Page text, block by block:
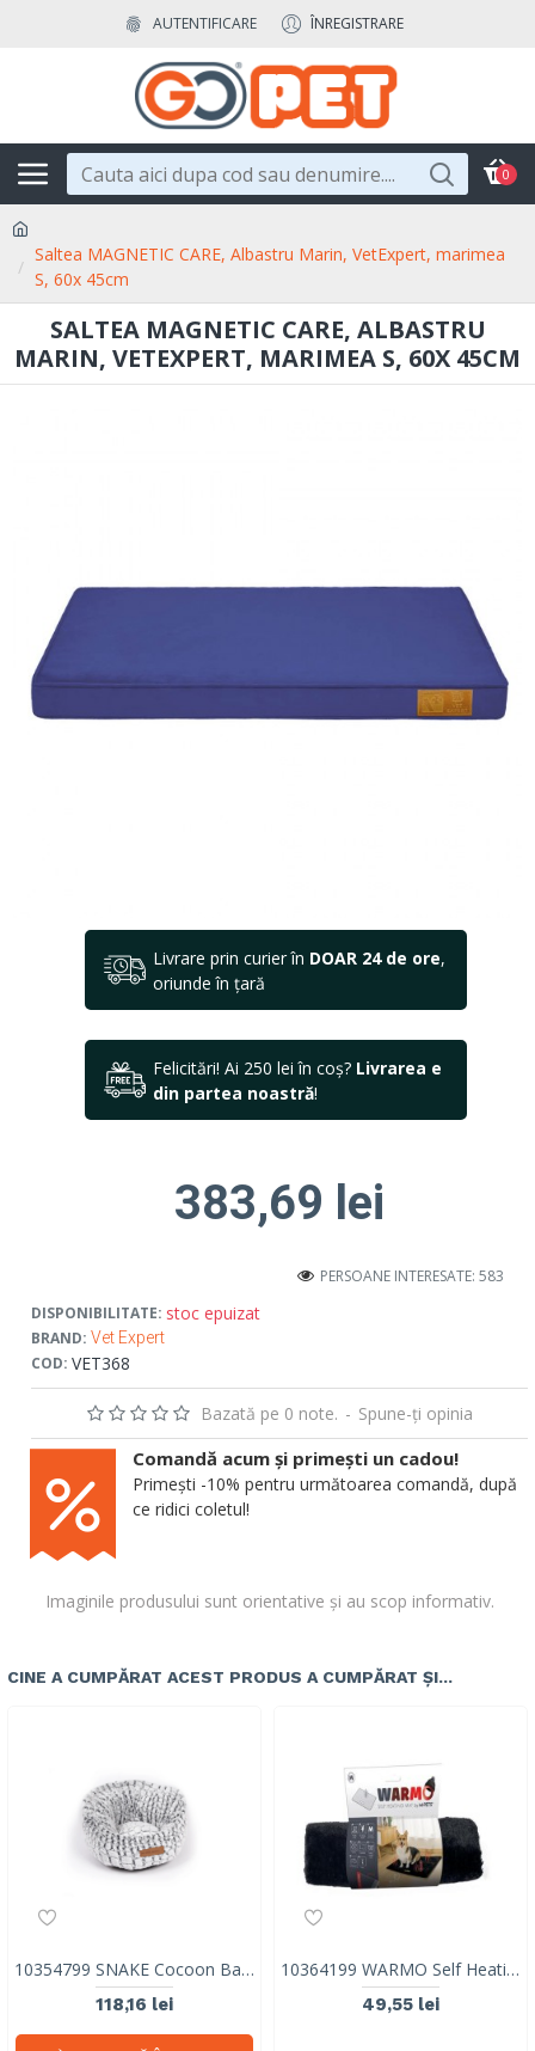
AUTENTIFICARE ÎNREGISTRARE
0
Saltea MAGNETIC CARE, Albastru Marin, VetExpert, marimea
S, 60x 45cm
SALTEA MAGNETIC CARE, ALBASTRU
MARIN, VETEXPERT, MARIMEA S, 60X 45CM
Livrare prin curier în DOAR 24 de ore,
oriunde în țară
Felicitări! Ai 250 lei în coș? Livrarea e
din partea noastră!
DISPONIBILITATE: stoc epuizat
BRAND: Vet Expert
COD: VET368
PERSOANE INTERESATE: 583
Bazată pe 0 note. - Spune-ţi opinia
383,69 lei
Imaginile produsului sunt orientative și au scop informativ.
Comandă acum și primești un cadou!
Primești -10% pentru următoarea comandă, după
ce ridici coletul!
CINE A CUMPĂRAT ACEST PRODUS A CUMPĂRAT ȘI...
10354799 SNAKE Cocoon Basket
118,16 lei
10364199 WARMO Self Heating Mat M
49,55 lei